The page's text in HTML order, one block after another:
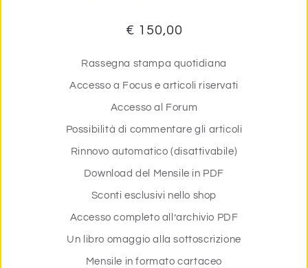
€ 150,00
Rassegna stampa quotidiana
Accesso a Focus e articoli riservati
Accesso al Forum
Possibilità di commentare gli articoli
Rinnovo automatico (disattivabile)
Download del Mensile in PDF
Sconti esclusivi nello shop
Accesso completo all’archivio PDF
Un libro omaggio alla sottoscrizione
Mensile in formato cartaceo